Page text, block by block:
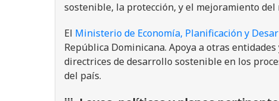
sostenible, la protección, y el mejoramiento
El Ministerio de Economía, Planificación y
República Dominicana. Apoya a otras
directrices de desarrollo sostenible en los
del país.